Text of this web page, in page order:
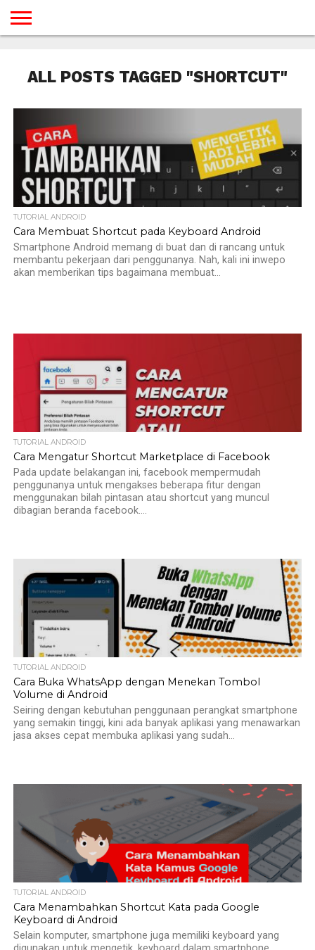
GAMES
DESAIN
ANDROID
IOS
YOUTUBE
INTERNET
WINDOWS
LINUX
MACINTOSH
MESSENGER
BLOGSPOT
WORDPRESS
PEMROGRAMAN
SEO
WEB
SERVER
ALL POSTS TAGGED "SHORTCUT"
TUTORIAL ANDROID
Cara Membuat Shortcut pada Keyboard Android
Smartphone Android memang di buat dan di rancang untuk
membantu pekerjaan dari penggunanya. Nah, kali ini inwepo
akan memberikan tips bagaimana membuat...
TUTORIAL ANDROID
Cara Mengatur Shortcut Marketplace di Facebook
Pada update belakangan ini, facebook mempermudah
penggunanya untuk mengakses beberapa fitur dengan
menggunakan bilah pintasan atau shortcut yang muncul
dibagian beranda facebook....
TUTORIAL ANDROID
Cara Buka WhatsApp dengan Menekan Tombol
Volume di Android
Seiring dengan kebutuhan penggunaan perangkat smartphone
yang semakin tinggi, kini ada banyak aplikasi yang menawarkan
jasa akses cepat membuka aplikasi yang sudah...
TUTORIAL ANDROID
Cara Menambahkan Shortcut Kata pada Google
Keyboard di Android
Selain komputer, smartphone juga memiliki keyboard yang